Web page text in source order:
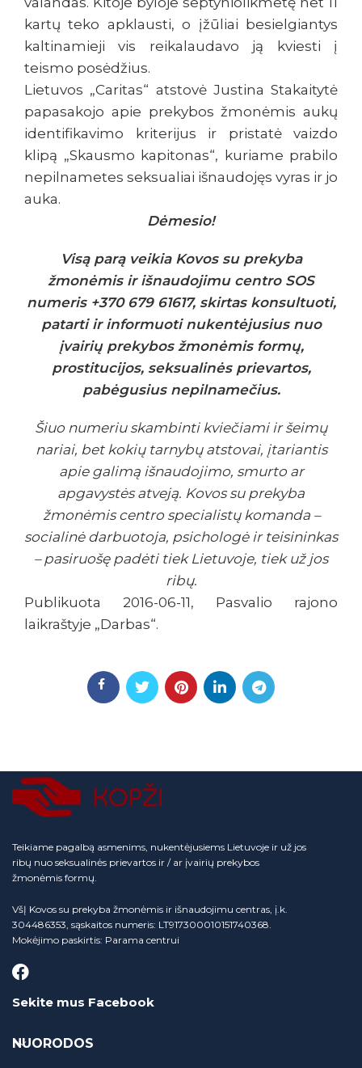
kartų teko apklausti, o įžūliai besielgiantys
kaltinamieji vis reikalaudavo ją kviesti į
teismo posėdžius.
Lietuvos „Caritas“ atstovė Justina Stakaitytė
papasakojo apie prekybos žmonėmis aukų
identifikavimo kriterijus ir pristatė vaizdo
klipą „Skausmo kapitonas“, kuriame prabilo
nepilnametes seksualiai išnaudojęs vyras ir jo
auka.
Dėmesio!
Visą parą veikia Kovos su prekyba
žmonėmis ir išnaudojimu centro SOS
numeris +370 679 61617, skirtas konsultuoti,
patarti ir informuoti nukentėjusius nuo
įvairių prekybos žmonėmis formų,
prostitucijos, seksualinės prievartos,
pabėgusius nepilnamečius.
Šiuo numeriu skambinti kviečiami ir šeimų
nariai, bet kokių tarnybų atstovai, įtariantis
apie galimą išnaudojimo, smurto ar
apgavystės atveją. Kovos su prekyba
žmonėmis centro specialistų komanda –
socialinė darbuotoja, psichologė ir teisininkas
– pasiruošę padėti tiek Lietuvoje, tiek už jos
ribų.
Publikuota 2016-06-11, Pasvalio rajono
laikraštyje „Darbas“.
Teikiame pagalbą asmenims, nukentėjusiems Lietuvoje ir už jos
ribų nuo seksualinės prievartos ir / ar įvairių prekybos
žmonėmis formų.
VšĮ Kovos su prekyba žmonėmis ir išnaudojimu centras, į.k.
304486353, sąskaitos numeris: LT917300010151740368.
Mokėjimo paskirtis: Parama centrui
Sekite mus Facebook
NUORODOS